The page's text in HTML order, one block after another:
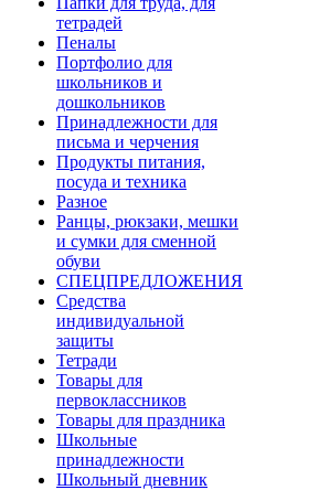
тетрадей
Пеналы
Портфолио для
школьников и
дошкольников
Принадлежности для
письма и черчения
Продукты питания,
посуда и техника
Разное
Ранцы, рюкзаки, мешки
и сумки для сменной
обуви
СПЕЦПРЕДЛОЖЕНИЯ
Средства
индивидуальной
защиты
Тетради
Товары для
первоклассников
Товары для праздника
Школьные
принадлежности
Школьный дневник